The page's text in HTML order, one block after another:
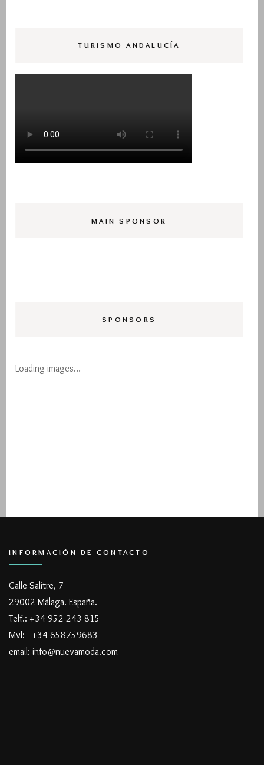
TURISMO ANDALUCÍA
MAIN SPONSOR
SPONSORS
Loading images…
INFORMACIÓN DE CONTACTO
Calle Salitre, 7
29002 Málaga. España.
Telf.: +34 952 243 815
Mvl: +34 658759683
email: info@nuevamoda.com